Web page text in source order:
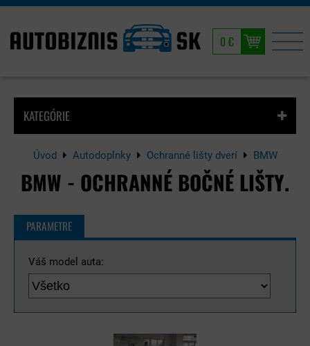
0 €
Úvod Autodoplnky Ochranné lišty dverí BMW
BMW - OCHRANNÉ BOČNÉ LIŠTY.
KATEGÓRIE
PARAMETRE
Váš model auta: